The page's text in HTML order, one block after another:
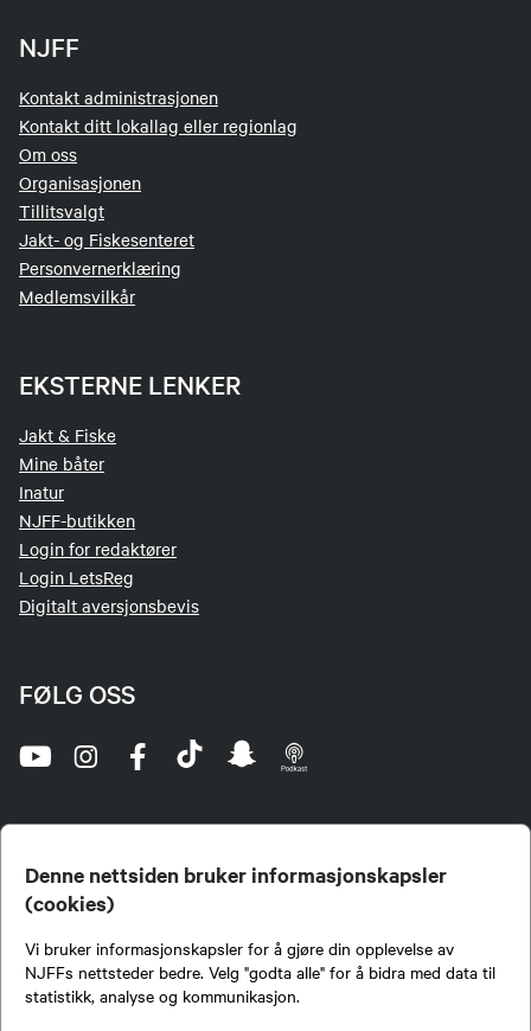
Denne nettsiden bruker informasjonskapsler
(cookies)
Vi bruker informasjonskapsler for å gjøre din opplevelse av
NJFFs nettsteder bedre. Velg "godta alle" for å bidra med data til
statistikk, analyse og kommunikasjon.
NJFF
Kontakt administrasjonen
Kontakt ditt lokallag eller regionlag
Om oss
Organisasjonen
Tillitsvalgt
Jakt- og Fiskesenteret
Personvernerklæring
Medlemsvilkår
EKSTERNE LENKER
Jakt & Fiske
Mine båter
Inatur
NJFF-butikken
Login for redaktører
Login LetsReg
Digitalt aversjonsbevis
FØLG OSS
jegere og sportsfiskere og et av de viktigste miljøene for formidling av kunnskap om jakt og
fiske i Norge. Vi er en partipolitisk nøytral organisasjon, men har et sterkt jakt-, fiske-, og
naturpolitisk engasjement i mange saker.